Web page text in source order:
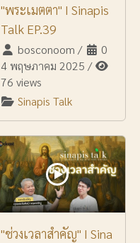
"พระเมตตา" I Sinapis
Talk EP.39
bosconoom /
0
4 พฤษภาคม 2025 /
76 views
Sinapis Talk
"ช่วงเวลาสำคัญ" I Sina